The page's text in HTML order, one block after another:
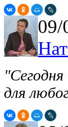
09/
для